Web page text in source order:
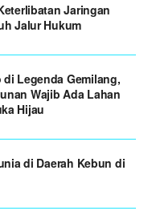
Jaringan
Jalur Hukum
Legenda Gemilang,
Wajib Ada Lahan
Hijau
di Daerah Kebun di